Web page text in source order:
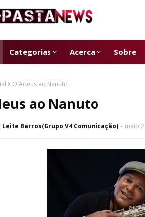
Categorias Acerca Sobre
O Adeus ao Nanuto
ao Nanuto
Leite Barros(Grupo V4 Comunicação) maio